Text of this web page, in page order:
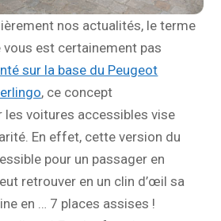
nos actualités, le terme
vous est certainement pas
sur la base du Peugeot
, ce concept
les voitures accessibles vise
En effet, cette version du
pour un passager en
retrouver en un clin d’œil sa
en … 7 places assises !